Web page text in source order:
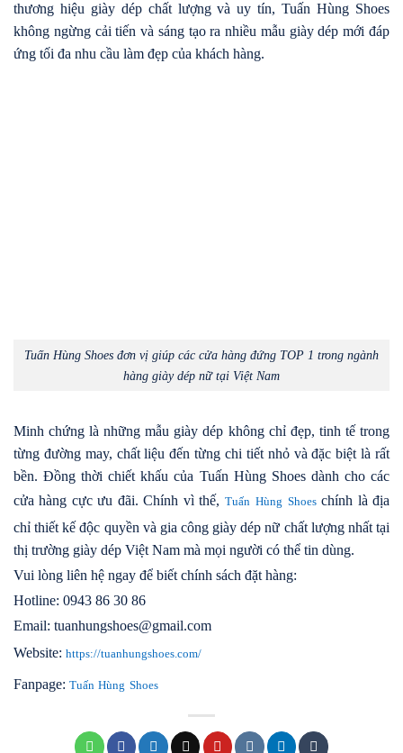
thương hiệu giày dép chất lượng và uy tín, Tuấn Hùng Shoes
không ngừng cải tiến và sáng tạo ra nhiều mẫu giày dép mới đáp
ứng tối đa nhu cầu làm đẹp của khách hàng.
Tuấn Hùng Shoes đơn vị giúp các cửa hàng đứng TOP 1 trong ngành
hàng giày dép nữ tại Việt Nam
Minh chứng là những mẫu giày dép không chỉ đẹp, tinh tế trong
từng đường may, chất liệu đến từng chi tiết nhỏ và đặc biệt là rất
bền. Đồng thời chiết khấu của Tuấn Hùng Shoes dành cho các
cửa hàng cực ưu đãi. Chính vì thế, Tuấn Hùng Shoeschính là địa
chỉ thiết kế độc quyền và gia công giày dép nữ chất lượng nhất tại
thị trường giày dép Việt Nam mà mọi người có thể tin dùng.
Vui lòng liên hệ ngay để biết chính sách đặt hàng:
Hotline: 0943 86 30 86
Email: tuanhungshoes@gmail.com
Website: https://tuanhungshoes.com/
Fanpage: Tuấn Hùng Shoes